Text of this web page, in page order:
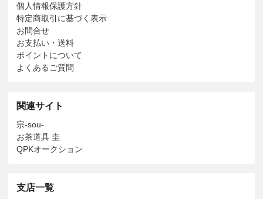
個人情報保護方針
特定商取引に基づく表示
お問合せ
お支払い・送料
ポイントについて
よくあるご質問
関連サイト
宗-sou-
お茶道具 圭
QPKオークション
支店一覧